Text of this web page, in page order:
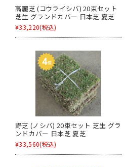
高麗芝 (コウライシバ) 20束セット
芝生 グランドカバー 日本芝 夏芝
¥33,220(税込)
野芝 (ノシバ) 20束セット 芝生 グラ
ンドカバー 日本芝 夏芝
¥33,560(税込)